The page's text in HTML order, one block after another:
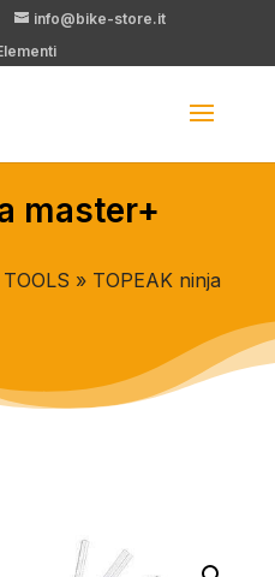
info@bike-store.it
master+
TOOLS » TOPEAK ninja